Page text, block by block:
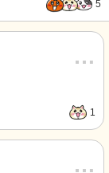
5
…
1
…